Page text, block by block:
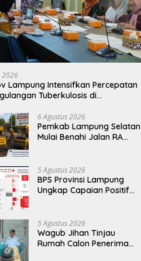
2026
Lampung Intensifkan Percepatan
Tuberkulosis di
6 Agustus 2026
Pemkab Lampung Selatan
Mulai Benahi Jalan RA
Demi Keselamatan
Pengguna Jalan
5 Agustus 2026
BPS Provinsi Lampung
Ungkap Capaian Positif
Ekonomi Terus Tumbuh
5 Agustus 2026
Wagub Jihan Tinjau
Rumah Calon Penerima